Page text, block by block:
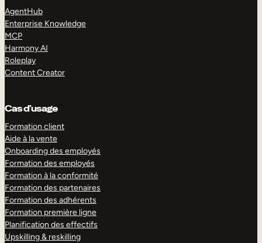
AgentHub
Enterprise Knowledge
MCP
Harmony AI
Roleplay
Content Creator
Cas d’usage
Formation client
Aide à la vente
Onboarding des employés
Formation des employés
Formation à la conformité
Formation des partenaires
Formation des adhérents
Formation première ligne
Planification des effectifs
Upskilling & reskilling